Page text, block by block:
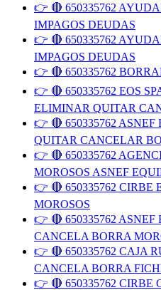
👉 🔴 650335762
IMPAGOS DEUDAS
👉 🔴 650335762
IMPAGOS DEUDAS
👉 🔴 650335762
👉 🔴 650335762 EOS
ELIMINAR QUITAR
👉 🔴 650335762
QUITAR CANCELAR
👉 🔴 650335762
MOROSOS ASNEF
👉 🔴 650335762
MOROSOS
👉 🔴 650335762
CANCELA BORRA
👉 🔴 650335762 CAJA
CANCELA BORRA
👉 🔴 650335762